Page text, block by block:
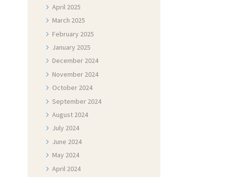
April 2025
March 2025
February 2025
January 2025
December 2024
November 2024
October 2024
September 2024
August 2024
July 2024
June 2024
May 2024
April 2024